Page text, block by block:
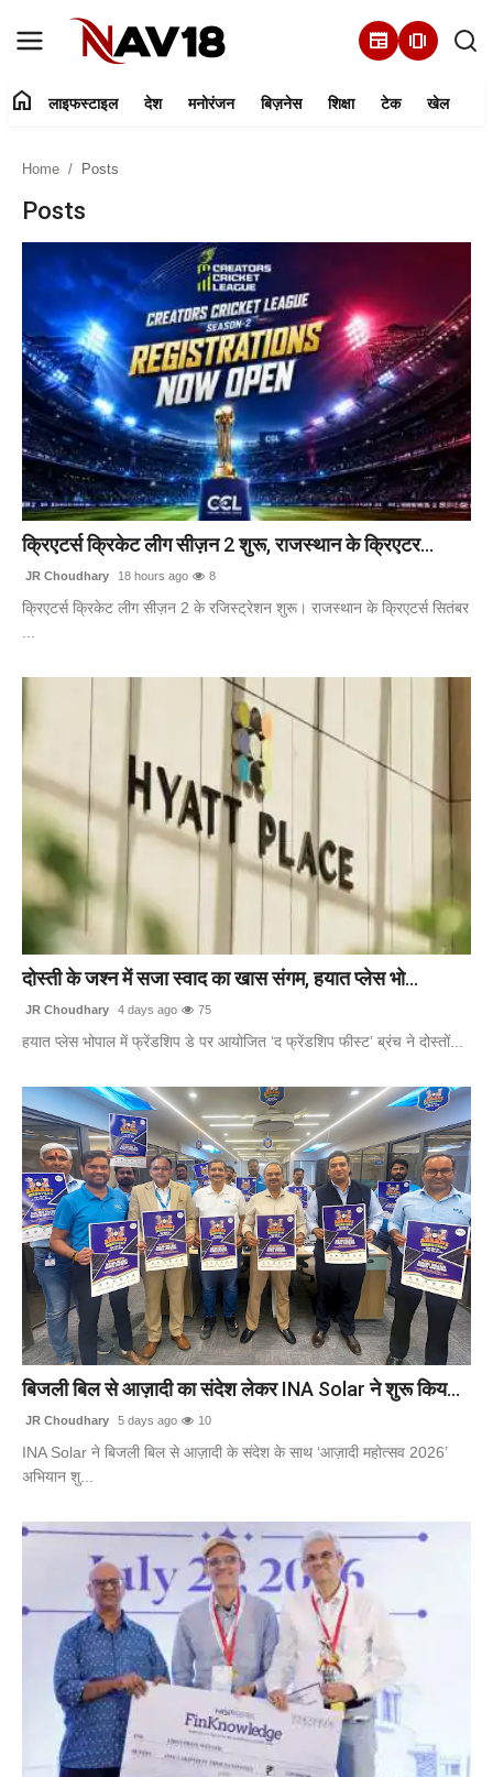
newspaper amp_stories
देश
मनोरंजन
बिज़नेस
हमारे बारे में
शिक्षा
टेक
खेल
home लाइफस्टाइल देश मनोरंजन बिज़नेस शिक्षा टेक खेल
Home Posts
Posts
क्रिएटर्स क्रिकेट लीग सीज़न 2 शुरू, राजस्थान के क्रिएटर...
JR Choudhary 18 hours ago 8
क्रिएटर्स क्रिकेट लीग सीज़न 2 के रजिस्ट्रेशन शुरू। राजस्थान के क्रिएटर्स सितंबर
दोस्ती के जश्न में सजा स्वाद का खास संगम, हयात प्लेस भो...
JR Choudhary 4 days ago 75
हयात प्लेस भोपाल में फ्रेंडशिप डे पर आयोजित ‘द फ्रेंडशिप फीस्ट’ ब्रंच ने दोस्तों...
बिजली बिल से आज़ादी का संदेश लेकर INA Solar ने शुरू किय...
JR Choudhary 5 days ago 10
INA Solar ने बिजली बिल से आज़ादी के संदेश के साथ ‘आज़ादी महोत्सव 2026’
अभियान शु...